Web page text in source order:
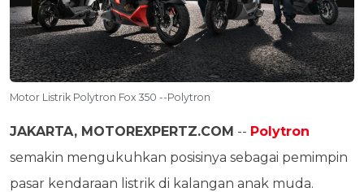
Motor Listrik Polytron Fox 350 --Polytron
JAKARTA, MOTOREXPERTZ.COM -- Polytron
semakin mengukuhkan posisinya sebagai pemimpin
pasar kendaraan listrik di kalangan anak muda.